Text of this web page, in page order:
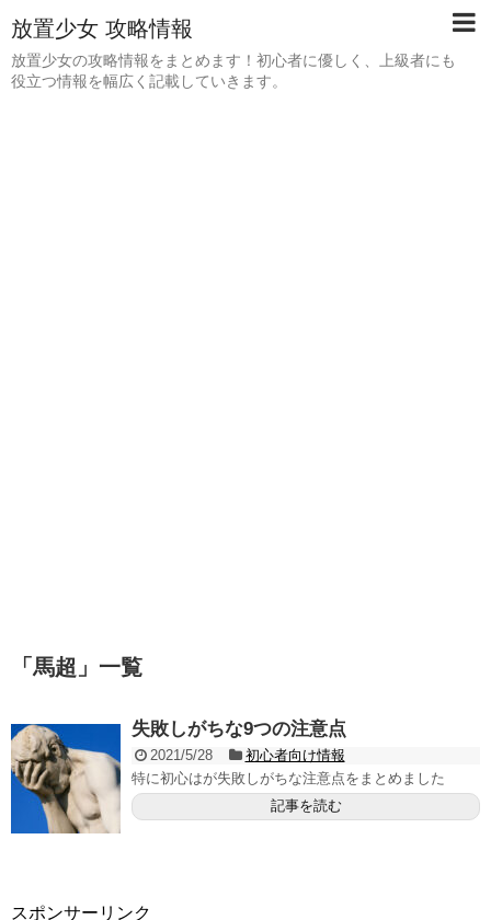
放置少女 攻略情報
放置少女の攻略情報をまとめます！初心者に優しく、上級者にも
役立つ情報を幅広く記載していきます。
「 馬超 」 一覧
失敗しがちな9つの注意点
2021/5/28
初心者向け情報
特に初心はが失敗しがちな注意点をまとめました
記事を読む
スポンサーリンク